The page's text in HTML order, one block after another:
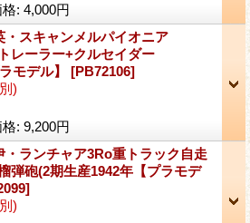
: 4,000円
・スキャンメルパイオニア
レーラー+クルセイダー
モデル】 [PB72106]
)
: 9,200円
・ランチャア3Ro重トラック自走
弾砲(2期生産1942年【プラモデ
)